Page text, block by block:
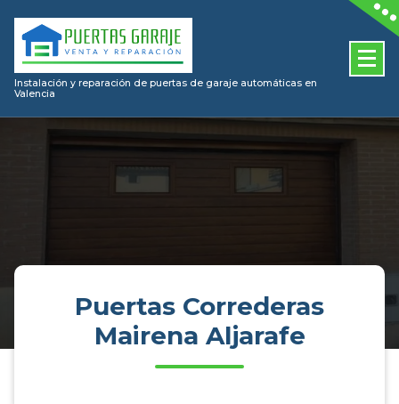
content
Instalación y reparación de puertas de garaje automáticas en
Valencia
Puertas Correderas
Mairena Aljarafe